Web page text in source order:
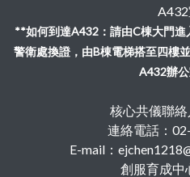
**如何到達A432：請由C棟大門
警衛處換證，由B棟電梯搭至四樓
A432辦
核心共儀聯
連絡電話：
E-mail：
創服育成中